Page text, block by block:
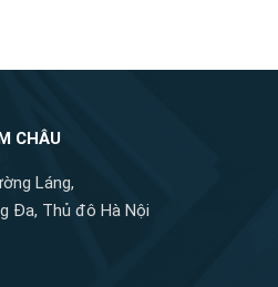
CHÂU
Láng,
Đa, Thủ đô Hà Nội